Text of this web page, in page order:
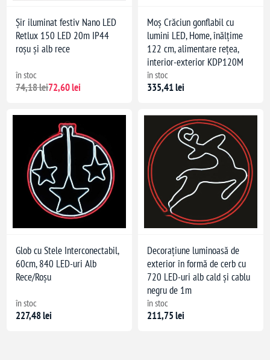
Șir iluminat festiv Nano LED
Retlux 150 LED 20m IP44
roșu și alb rece
în stoc
74,18 lei72,60 lei
Moș Crăciun gonflabil cu
lumini LED, Home, înălțime
122 cm, alimentare rețea,
interior-exterior KDP120M
în stoc
335,41 lei
Glob cu Stele Interconectabil,
60cm, 840 LED-uri Alb
Rece/Roșu
în stoc
227,48 lei
Decorațiune luminoasă de
exterior în formă de cerb cu
720 LED-uri alb cald și cablu
negru de 1m
în stoc
211,75 lei